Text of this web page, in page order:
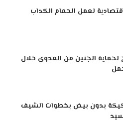
لعمل الحمام الكداب
لحماية الجنين من العدوى خلال
بدون بيض بخطوات الشيف